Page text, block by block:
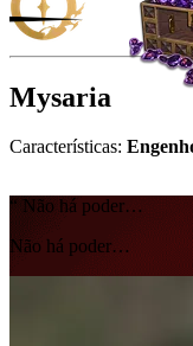
Mysaria
Características:
“ Não há pod er…
Não há poder…